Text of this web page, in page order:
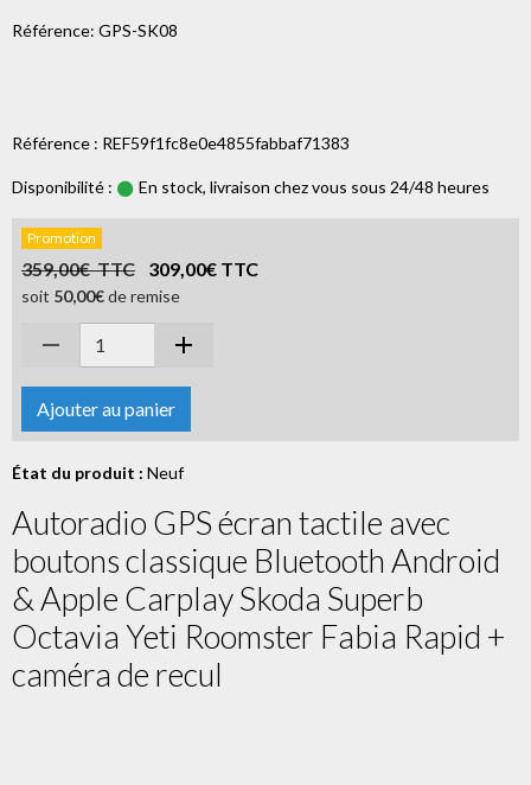
Référence: GPS-SK08
Référence : REF59f1fc8e0e4855fabbaf71383
Disponibilité : En stock, livraison chez vous sous 24/48 heures
Promotion
359,00€ TTC 309,00€ TTC
soit 50,00€de remise
Ajouter au panier
État du produit : Neuf
Autoradio GPS écran tactile avec
boutons classique Bluetooth Android
& Apple Carplay Skoda Superb
Octavia Yeti Roomster Fabia Rapid +
caméra de recul